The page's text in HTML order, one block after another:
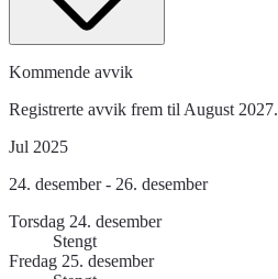
Kommende avvik
Registrerte avvik frem til August 2027.
Jul 2025
24. desember - 26. desember
Torsdag 24. desember
Stengt
Fredag 25. desember